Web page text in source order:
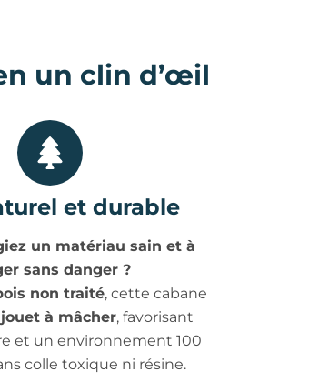
un clin d’œil
et durable
un matériau sain et à
sans danger ?
non traité, cette cabane
jouet à mâcher, favorisant
et un environnement 100
colle toxique ni résine.